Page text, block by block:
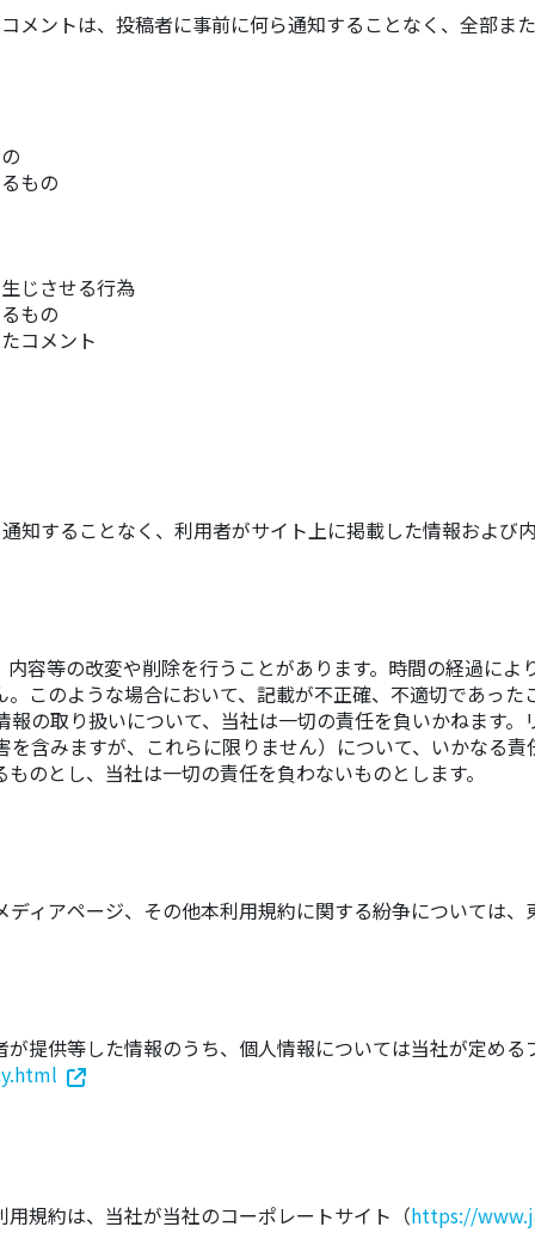
ントは、投稿者に事前に何ら通知することなく、全部
もの
じさせる行為
もの
コメント
することなく、利用者がサイト上に掲載した情報およ
等の改変や削除を行うことがあります。時間の経過
のような場合において、記載が不正確、不適切であっ
取り扱いについて、当社は一切の責任を負いかねま
含みますが、これらに限りません）について、いかなる
のとし、当社は一切の責任を負わないものとします。
ィアページ、その他本利用規約に関する紛争については
提供等した情報のうち、個人情報については当社が定め
規約は、当社が当社のコーポレートサイト（https://